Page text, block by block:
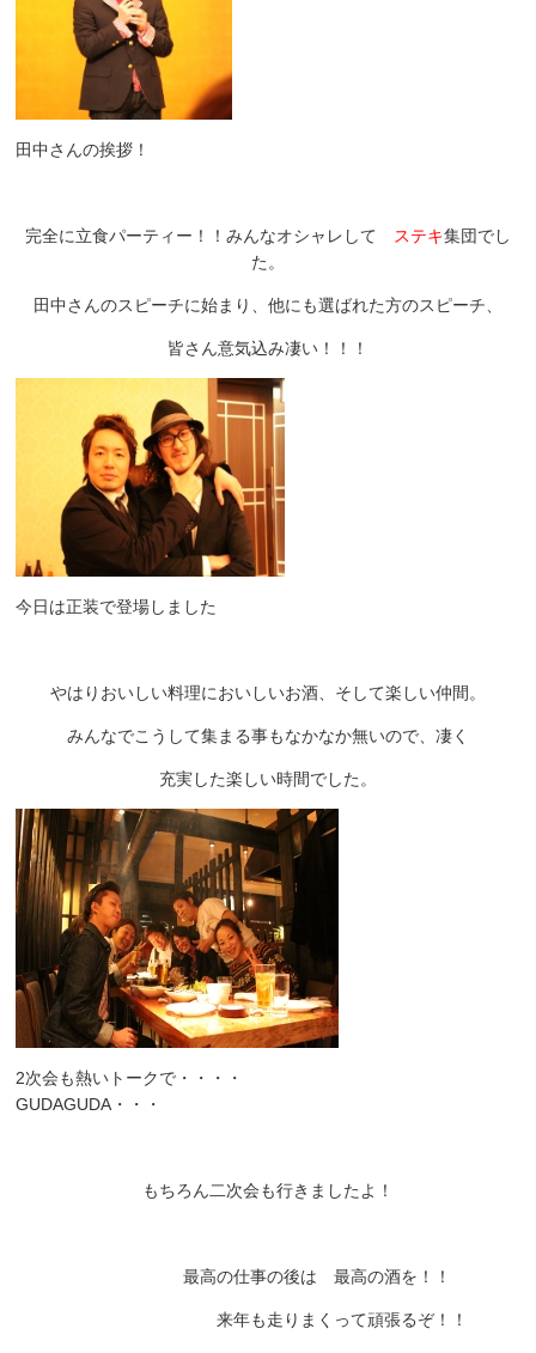
田中さんの挨拶！
完全に立食パーティー！！みんなオシャレして ステキ集団でし
た。
田中さんのスピーチに始まり、他にも選ばれた方のスピーチ、
皆さん意気込み凄い！！！
今日は正装で登場しました
やはりおいしい料理においしいお酒、そして楽しい仲間。
みんなでこうして集まる事もなかなか無いので、凄く
充実した楽しい時間でした。
2次会も熱いトークで・・・・
GUDAGUDA・・・
もちろん二次会も行きましたよ！
最高の仕事の後は 最高の酒を！！
来年も走りまくって頑張るぞ！！